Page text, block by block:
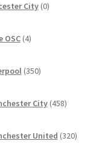
City 0izdelkov
OSC 4izdelki
350izdelkov
City 458izdelkov
United 320izdelkov